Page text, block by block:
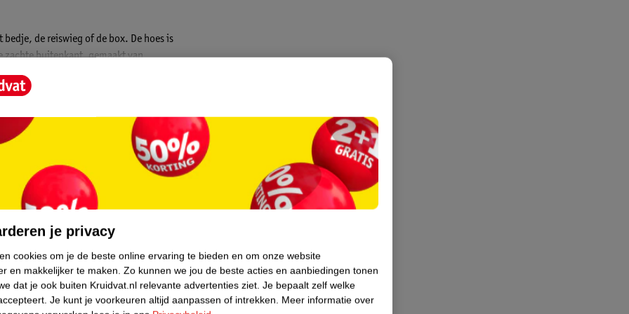
de reiswieg of de box. De hoes is
zachte buitenkant, gemaakt van
je kleine om mee te slapen!
je privacy
cookies om je de beste online ervaring te bieden en om onze website
en makkelijker te maken. Zo kunnen we jou de beste acties en aanbiedingen tonen
dat je ook buiten Kruidvat.nl relevante advertenties ziet. Je bepaalt zelf welke
Je kunt je voorkeuren altijd aanpassen of intrekken. Meer informatie over